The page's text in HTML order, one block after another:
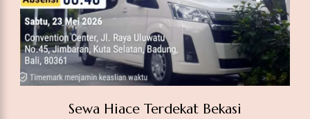
Sewa Hiace Terdekat Bekasi